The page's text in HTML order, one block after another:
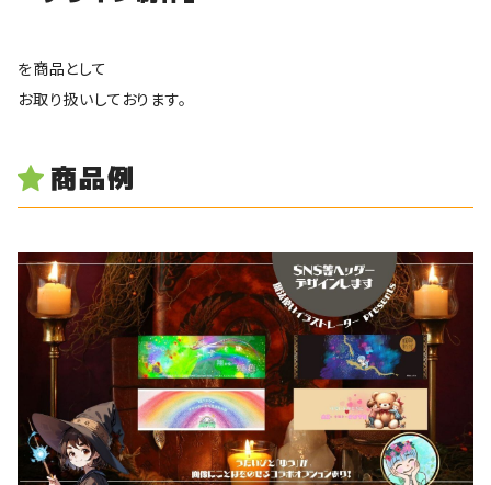
を商品として
お取り扱いしております。
商品例